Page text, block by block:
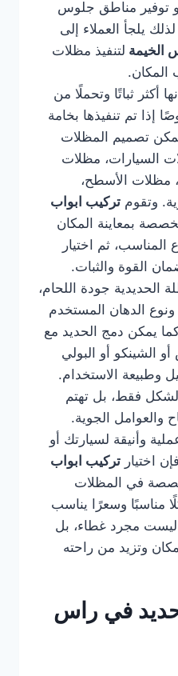
أو توفير مناطق جلوس
يلجأ العملاء إلى
الخيمة لتنفيذ مظلات
المكان.
أكثر ثباتًا وتحملًا من
إذا تم تنفيذها بخامة
تصميم المظلات
السيارات، مظلات
مظلات الأسطح،
وتقوم تركيب ابواب
بمعاينة المكان
المناسب، ثم اختيار
القوة والثبات.
الحديدية جودة اللحام،
ونوع الدهان المستخدم
يمكن دمج الحديد مع
الشينكو أو البولي
وطبيعة الاستخدام.
الشكل فقط، بل تهتم
والعوامل الجوية.
وأنيقة لسيارتك أو
اختيار تركيب ابواب
في المظلات
مناسبًا وسعرًا يناسب
ليست مجرد غطاء، بل
وتزيد من راحته
حديد في راس